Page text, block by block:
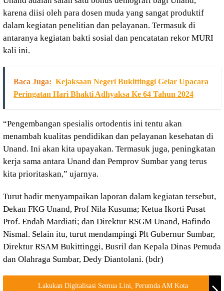
karena diisi oleh para dosen muda yang sangat produktif
dalam kegiatan penelitian dan pelayanan. Termasuk di
antaranya kegiatan bakti sosial dan pencatatan rekor MURI
kali ini.
Baca Juga: Kejaksaan Negeri Bukittinggi Gelar Upacara
Peringatan Hari Bhakti Adhyaksa Ke 64 Tahun 2024
“Pengembangan spesialis ortodentis ini tentu akan
menambah kualitas pendidikan dan pelayanan kesehatan di
Unand. Ini akan kita upayakan. Termasuk juga, peningkatan
kerja sama antara Unand dan Pemprov Sumbar yang terus
kita prioritaskan,” ujarnya.
Turut hadir menyampaikan laporan dalam kegiatan tersebut,
Dekan FKG Unand, Prof Nila Kusuma; Ketua Ikorti Pusat
Prof. Endah Mardiati; dan Direktur RSGM Unand, Hafindo
Nismal. Selain itu, turut mendampingi Plt Gubernur Sumbar,
Direktur RSAM Bukittinggi, Busril dan Kepala Dinas Pemuda
dan Olahraga Sumbar, Dedy Diantolani. (bdr)
Lakukan Digitalisasi Semua Lini, Perumda AM Kota